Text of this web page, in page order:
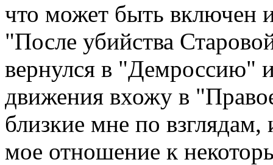
что может быть включен
"После убийства
вернулся в "Демроссию"
движения вхожу в
близкие мне по
мое отношение к